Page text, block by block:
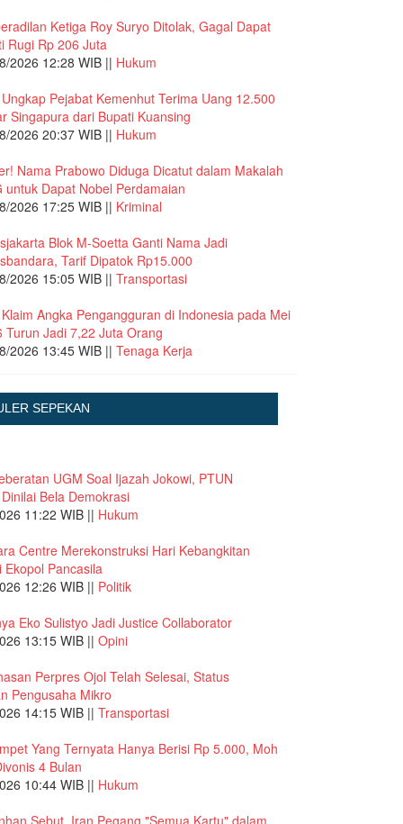
Ketiga Roy Suryo Ditolak, Gagal Dapat
Rugi Rp 206 Juta
2026 12:28 WIB || Hukum
Pejabat Kemenhut Terima Uang 12.500
Singapura dari Bupati Kuansing
2026 20:37 WIB || Hukum
Nama Prabowo Diduga Dicatut dalam Makalah
untuk Dapat Nobel Perdamaian
2026 17:25 WIB || Kriminal
Blok M-Soetta Ganti Nama Jadi
Tarif Dipatok Rp15.000
2026 15:05 WIB || Transportasi
Angka Pengangguran di Indonesia pada Mei
Turun Jadi 7,22 Juta Orang
2026 13:45 WIB || Tenaga Kerja
SEPEKAN
UGM Soal Ijazah Jokowi, PTUN
Bela Demokrasi
11:22 WIB || Hukum
Centre Merekonstruksi Hari Kebangkitan
Ekopol Pancasila
12:26 WIB || Politik
Eko Sulistyo Jadi Justice Collaborator
13:15 WIB || Opini
Perpres Ojol Telah Selesai, Status
Pengusaha Mikro
14:15 WIB || Transportasi
Yang Ternyata Hanya Berisi Rp 5.000, Moh
4 Bulan
10:44 WIB || Hukum
Sebut, Iran Pegang "Semua Kartu" dalam